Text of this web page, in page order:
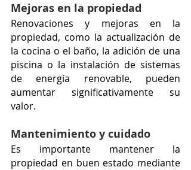
Mejoras en la propiedad
Renovaciones y mejoras en la
propiedad, como la actualización de
la cocina o el baño, la adición de una
piscina o la instalación de sistemas
de energía renovable, pueden
aumentar significativamente su
valor.
Mantenimiento y cuidado
Es importante mantener la
propiedad en buen estado mediante